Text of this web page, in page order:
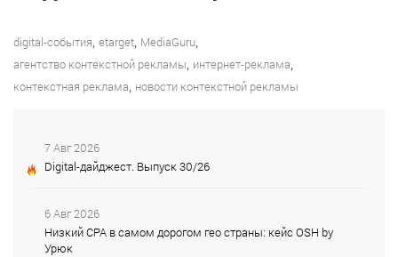
digital-события etarget MediaGuru
агентство контекстной рекламы интернет-реклама
контекстная реклама новости контекстной рекламы
7 Авг 2026
Digital-дайджест. Выпуск 30/26
6 Авг 2026
Низкий CPA в самом дорогом гео страны: кейс OSH by
Урюк